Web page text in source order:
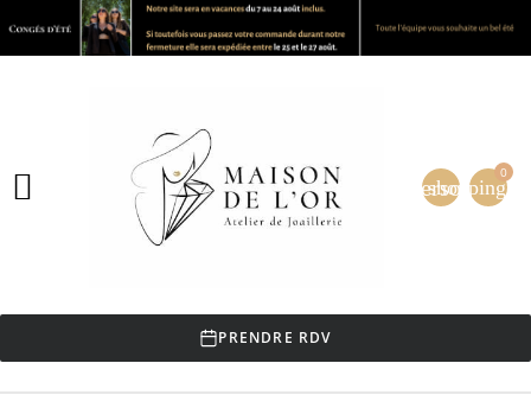
 person
0
PRENDRE RDV